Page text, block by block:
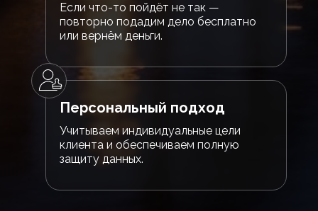
Если что-то пойдёт не так —
повторно подадим дело бесплатно
или вернём деньги.
Учитываем индивидуальные цели
клиента и обеспечиваем полную
защиту данных.
Персональный подход